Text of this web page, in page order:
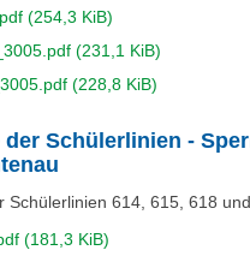
(254,3 KiB)
(231,1 KiB)
(228,8 KiB)
der Schülerlinien -
Schülerlinien 614, 615, 618
(181,3 KiB)